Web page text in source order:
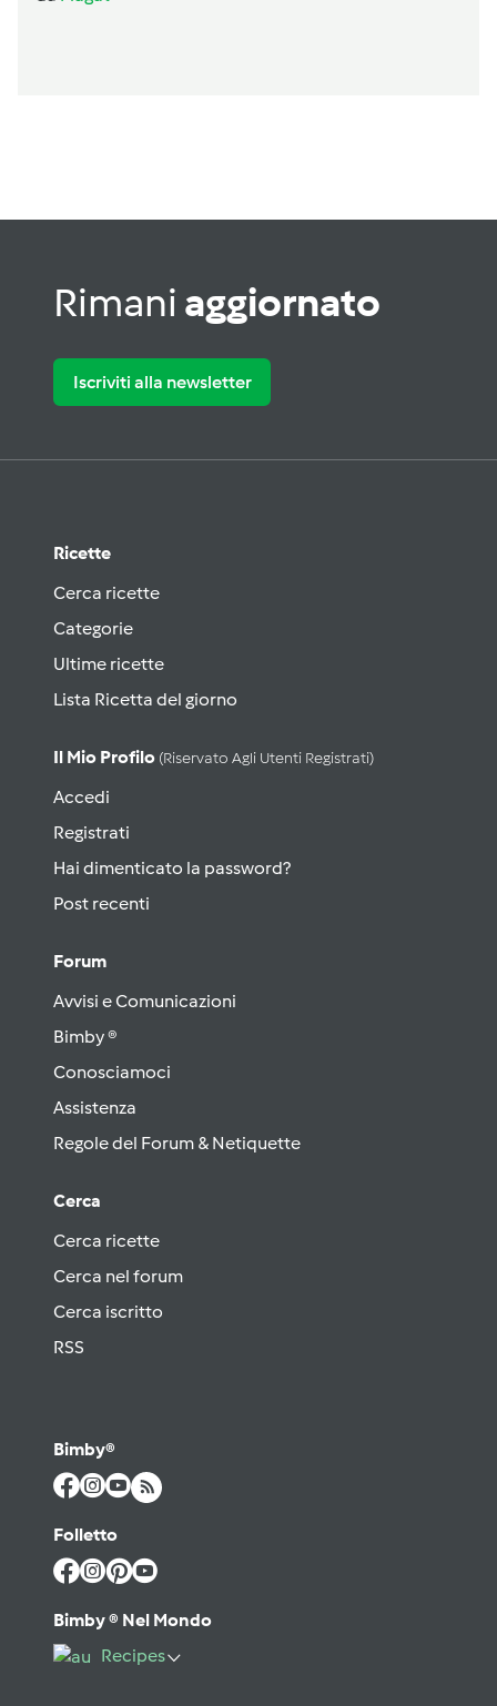
Rimani aggiornato
Iscriviti alla newsletter
Ricette
Cerca ricette
Categorie
Ultime ricette
Lista Ricetta del giorno
Il Mio Profilo (riservato Agli Utenti Registrati)
Accedi
Registrati
Hai dimenticato la password?
Post recenti
Forum
Avvisi e Comunicazioni
Bimby ®
Conosciamoci
Assistenza
Regole del Forum & Netiquette
Cerca
Cerca ricette
Cerca nel forum
Cerca iscritto
RSS
Bimby®
Folletto
Bimby ® Nel Mondo
Recipes